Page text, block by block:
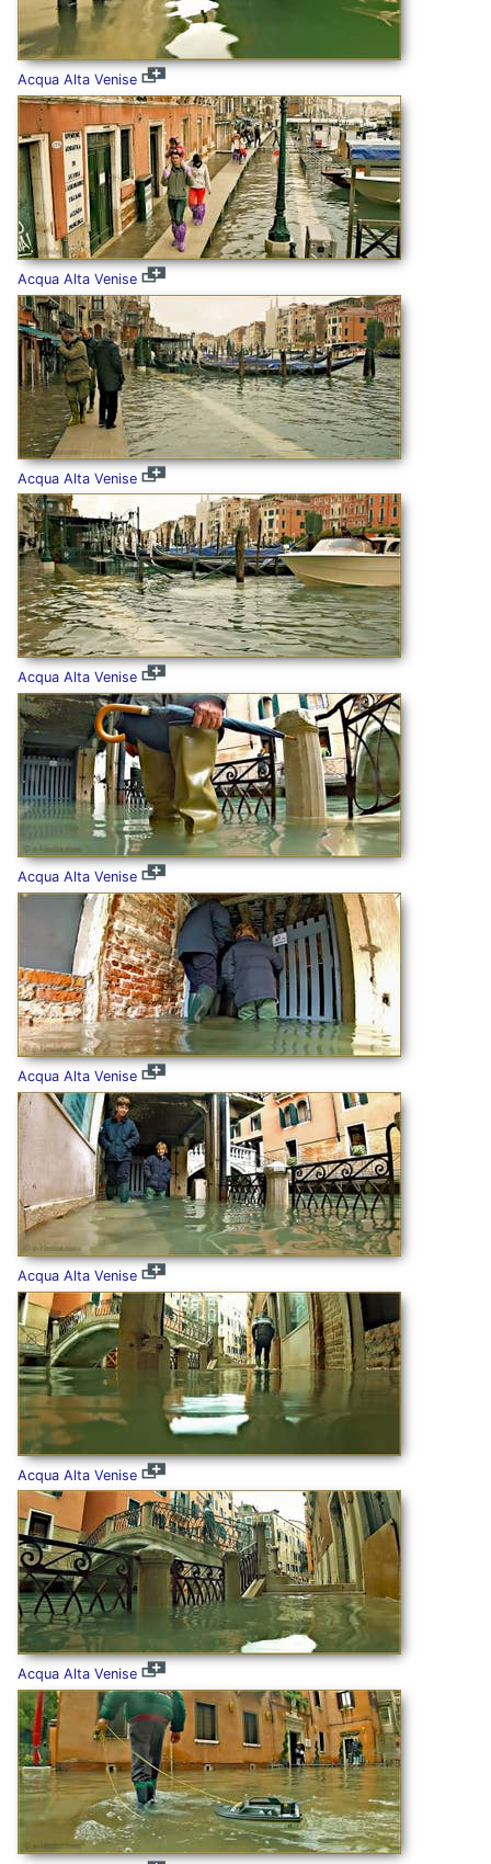
Acqua Alta Venise
Acqua Alta Venise
Acqua Alta Venise
Acqua Alta Venise
Acqua Alta Venise
Acqua Alta Venise
Acqua Alta Venise
Acqua Alta Venise
Acqua Alta Venise